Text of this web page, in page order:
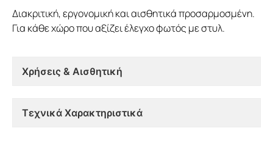
Διακριτική, εργονομική και αισθητικά προσαρμοσμένη.
Για κάθε χώρο που αξίζει έλεγχο φωτός με στυλ.
Χρήσεις & Αισθητική
Τεχνικά Χαρακτηριστικά